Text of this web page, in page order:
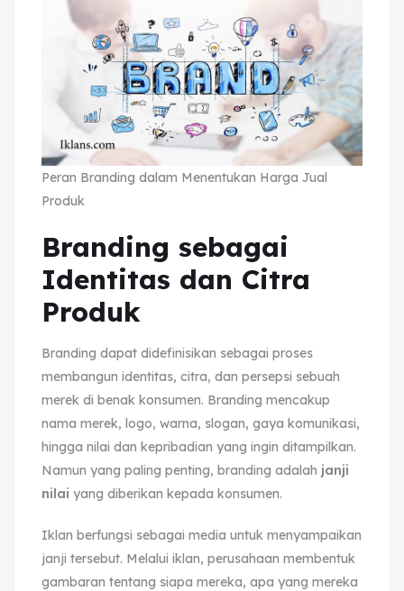
Peran Branding dalam Menentukan Harga Jual
Produk
Branding sebagai
Identitas dan Citra
Produk
Branding dapat didefinisikan sebagai proses
membangun identitas, citra, dan persepsi sebuah
merek di benak konsumen. Branding mencakup
nama merek, logo, warna, slogan, gaya komunikasi,
hingga nilai dan kepribadian yang ingin ditampilkan.
Namun yang paling penting, branding adalah janji
nilai yang diberikan kepada konsumen.
Iklan berfungsi sebagai media untuk menyampaikan
janji tersebut. Melalui iklan, perusahaan membentuk
gambaran tentang siapa mereka, apa yang mereka